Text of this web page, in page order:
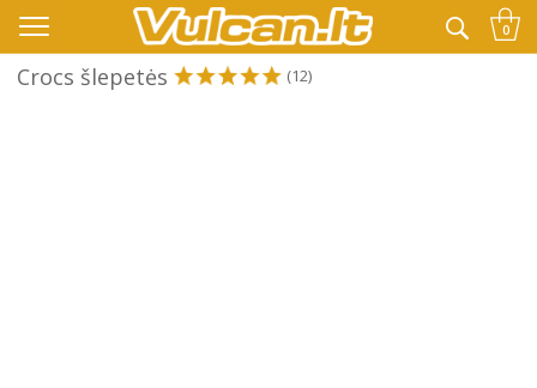
👉 -10% KODAS VISKAM PAPILDOMAI: VASARA 0
Crocs šlepetės (12)